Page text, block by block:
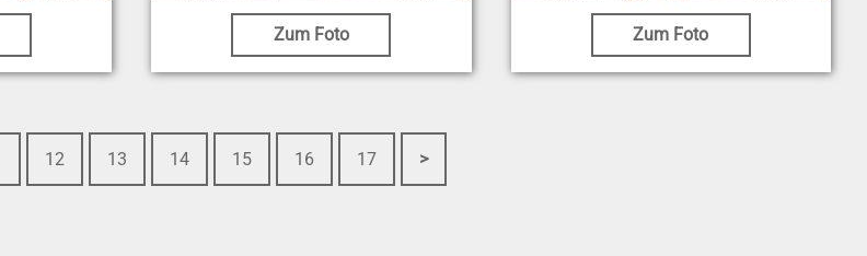
Zum Foto Zum Foto
12 13 14 15 16 17 >